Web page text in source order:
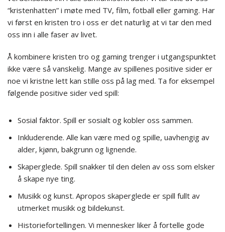
“kristenhatten” i møte med TV, film, fotball eller gaming. Har
vi først en kristen tro i oss er det naturlig at vi tar den med
oss inn i alle faser av livet.
Å kombinere kristen tro og gaming trenger i utgangspunktet
ikke være så vanskelig. Mange av spillenes positive sider er
noe vi kristne lett kan stille oss på lag med. Ta for eksempel
følgende positive sider ved spill:
Sosial faktor. Spill er sosialt og kobler oss sammen.
Inkluderende. Alle kan være med og spille, uavhengig av
alder, kjønn, bakgrunn og lignende.
Skaperglede. Spill snakker til den delen av oss som elsker
å skape nye ting.
Musikk og kunst. Apropos skaperglede er spill fullt av
utmerket musikk og bildekunst.
Historiefortellingen. Vi mennesker liker å fortelle gode